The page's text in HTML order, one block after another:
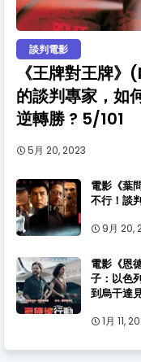
談判電影
《王牌對王牌
的談判專家，如
逆轉勝 ? 5/101
5月 20, 2023
電影《葉
不行！談
9月 20,
電影《恩
子：以色
到烏干達
1月 11,